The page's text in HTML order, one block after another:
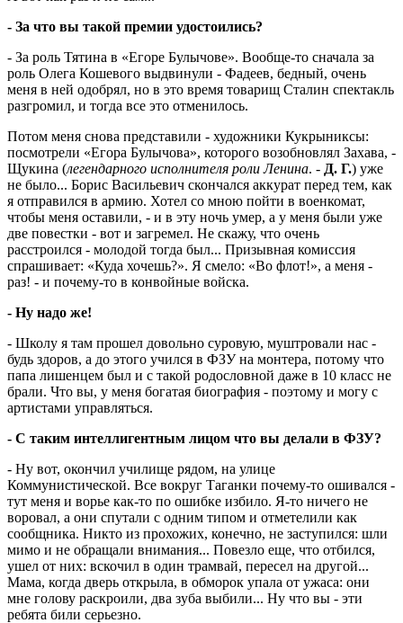
- За что вы такой премии удостоились?
- За роль Тятина в «Егоре Булычове». Вообще-то сначала за
роль Олега Кошевого выдвинули - Фадеев, бедный, очень
меня в ней одобрял, но в это время товарищ Сталин спектакль
разгромил, и тогда все это отменилось.
Потом меня снова представили - художники Кукрыниксы:
посмотрели «Егора Булычова», которого возобновлял Захава, -
Щукина (легендарного исполнителя роли Ленина. - Д. Г.) уже
не было... Борис Васильевич скончался аккурат перед тем, как
я отправился в армию. Хотел со мною пойти в военкомат,
чтобы меня оставили, - и в эту ночь умер, а у меня были уже
две повестки - вот и загремел. Не скажу, что очень
расстроился - молодой тогда был... Призывная комиссия
спрашивает: «Куда хочешь?». Я смело: «Во флот!», а меня -
раз! - и почему-то в конвойные войска.
- Ну надо же!
- Школу я там прошел довольно суровую, муштровали нас -
будь здоров, а до этого учился в ФЗУ на монтера, потому что
папа лишенцем был и с такой родословной даже в 10 класс не
брали. Что вы, у меня богатая биография - поэтому и могу с
артистами управляться.
- С таким интеллигентным лицом что вы делали в ФЗУ?
- Ну вот, окончил училище рядом, на улице
Коммунистической. Все вокруг Таганки почему-то ошивался -
тут меня и ворье как-то по ошибке избило. Я-то ничего не
воровал, а они спутали с одним типом и отметелили как
сообщника. Никто из прохожих, конечно, не заступился: шли
мимо и не обращали внимания... Повезло еще, что отбился,
ушел от них: вскочил в один трамвай, пересел на другой...
Мама, когда дверь открыла, в обморок упала от ужаса: они
мне голову раскроили, два зуба выбили... Ну что вы - эти
ребята били серьезно.